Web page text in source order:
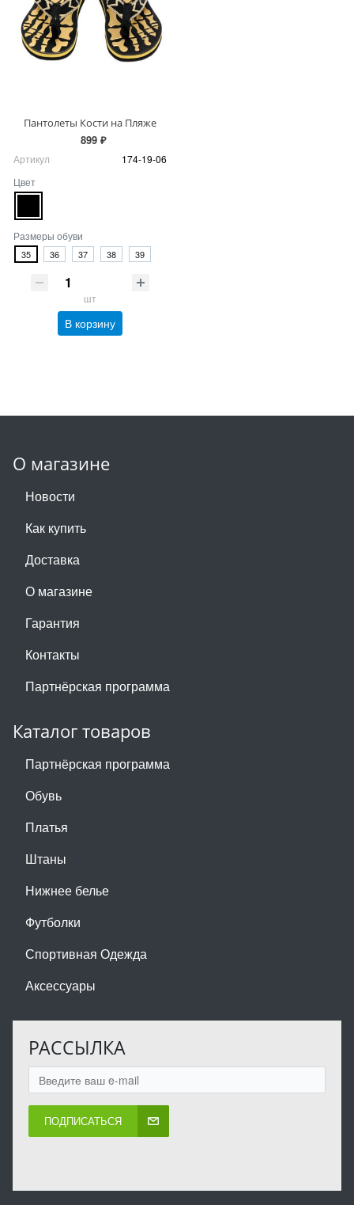
Пантолеты Кости на Пляже
899 ₽
Артикул
174-19-06
Цвет
Размеры обуви
35 36 37 38 39
шт
В корзину
О магазине
Новости
Как купить
Доставка
О магазине
Гарантия
Контакты
Партнёрская программа
Каталог товаров
Партнёрская программа
Обувь
Платья
Штаны
Нижнее белье
Футболки
Спортивная Одежда
Аксессуары
РАССЫЛКА
ПОДПИСАТЬСЯ